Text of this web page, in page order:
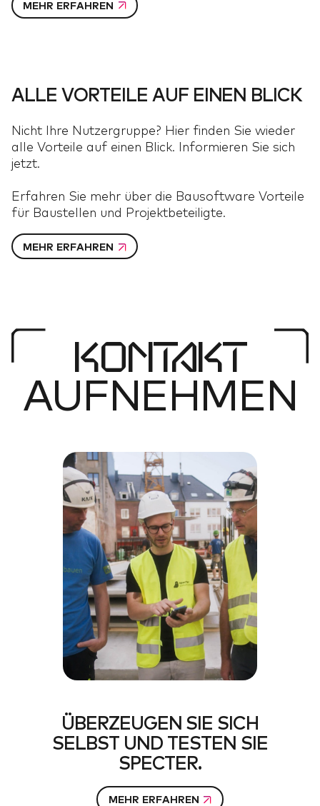
MEHR ERFAHREN
ALLE VORTEILE AUF EINEN BLICK
Nicht Ihre Nutzergruppe? Hier finden Sie wieder
alle Vorteile auf einen Blick. Informieren Sie sich
jetzt.
Erfahren Sie mehr über die Bausoftware Vorteile
für Baustellen und Projektbeteiligte.
MEHR ERFAHREN
KONTAKT
AUFNEHMEN
ÜBERZEUGEN SIE SICH
SELBST UND TESTEN SIE
SPECTER.
MEHR ERFAHREN